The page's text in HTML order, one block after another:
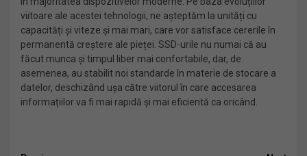
viitoare ale acestei tehnologii, ne așteptăm la unități cu
capacități și viteze și mai mari, care vor satisface cererile în
permanentă creștere ale pieței. SSD-urile nu numai că au
făcut munca și timpul liber mai confortabile, dar, de
asemenea, au stabilit noi standarde în materie de stocare a
datelor, deschizând ușa către viitorul în care accesarea
informațiilor va fi mai rapidă și mai eficientă ca oricând.